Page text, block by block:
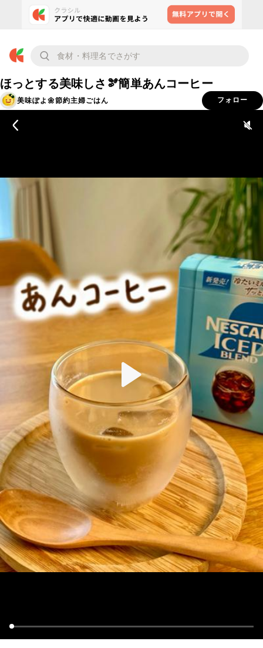
ほっとする美味しさ🫘簡単あんコーヒー
美味ぽよ🌼節約主婦ごはん フォロー